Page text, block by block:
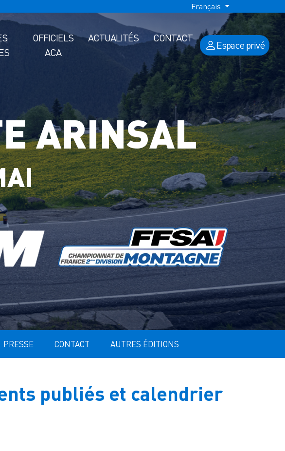
Français
OFFICIELS
ACA
ACTUALITÉS CONTACT
Espace privé
ARINSAL
PRESSE CONTACT AUTRES ÉDITIONS
publiés et calendrier